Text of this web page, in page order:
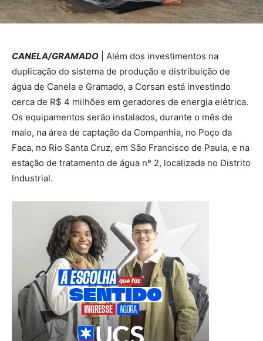
CANELA/GRAMADO | Além dos investimentos na
duplicação do sistema de produção e distribuição de
água de Canela e Gramado, a Corsan está investindo
cerca de R$ 4 milhões em geradores de energia elétrica.
Os equipamentos serão instalados, durante o mês de
maio, na área de captação da Companhia, no Poço da
Faca, no Rio Santa Cruz, em São Francisco de Paula, e na
estação de tratamento de água nº 2, localizada no Distrito
Industrial.